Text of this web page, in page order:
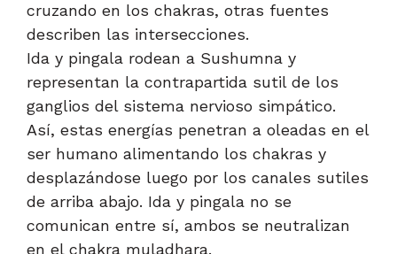
cruzando en los chakras, otras fuentes
describen las intersecciones.
Ida y pingala rodean a Sushumna y
representan la contrapartida sutil de los
ganglios del sistema nervioso simpático.
Así, estas energías penetran a oleadas en el
ser humano alimentando los chakras y
desplazándose luego por los canales sutiles
de arriba abajo. Ida y pingala no se
comunican entre sí, ambos se neutralizan
en el chakra muladhara.